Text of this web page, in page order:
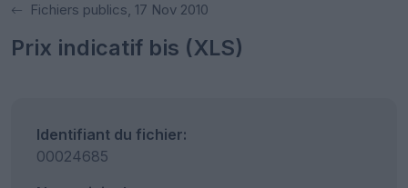
Fichiers publics, 17 Nov 2010
Prix indicatif bis (XLS)
Identifiant du fichier:
00024685